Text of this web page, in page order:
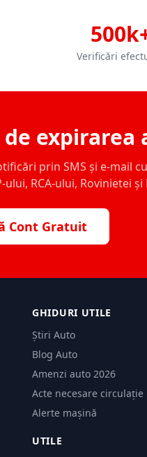
Verificări
expirarea
prin SMS și e-mail
RCA-ului, Rovinietei și
Cont Gratuit
GHIDURI UTILE
Știri Auto
Blog Auto
Amenzi auto 2026
Acte necesare circulație
Alerte mașină
UTILE